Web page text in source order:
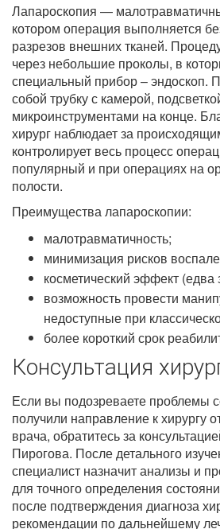
Лапароскопия —
котором операция выполняется
разрезов внешних тканей.
через небольшие проколы, в
специальный прибор – эндоскоп.
собой трубку с камерой,
микроинструментами на конце.
хирург наблюдает за
контролирует весь процесс
популярный и при операциях на
полости.
Преимущества лапароскопии:
малотравматичность;
минимизация рисков
косметический эффект
возможность провести
недоступные при
более короткий срок
Консультация
Если вы подозреваете проблемы
получили направление к хирургу
врача, обратитесь за
Пирогова. После детального
специалист назначит анализы и
для точного определения
после подтверждения диагноза
рекомендации по дальнейшему